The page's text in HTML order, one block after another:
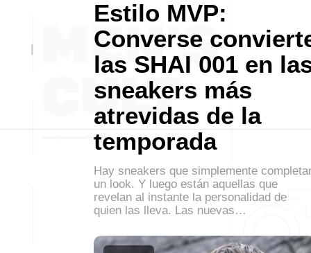
Estilo MVP:
Converse
las SHAI 001 en
sneakers más
atrevidas de la
temporada
Hay sneakers que simplemente
un look. Y luego están aquellas que
revelan al instante la personalidad de
quien las lleva. Las nuevas…